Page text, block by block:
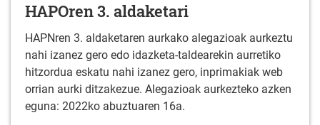
HAPOren 3. aldaketari
HAPNren 3. aldaketaren aurkako alegazioak aurkeztu
nahi izanez gero edo idazketa-taldearekin aurretiko
hitzordua eskatu nahi izanez gero, inprimakiak web
orrian aurki ditzakezue. Alegazioak aurkezteko azken
eguna: 2022ko abuztuaren 16a.